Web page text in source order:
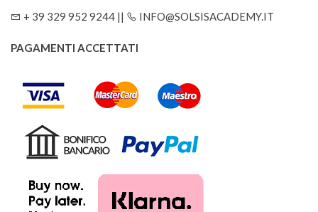
+ 39 329 952 9244 || INFO@SOLSISACADEMY.IT
PAGAMENTI ACCETTATI